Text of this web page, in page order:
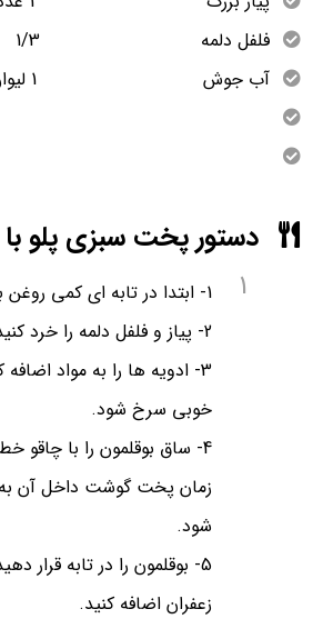
فلفل دلمه 1/3
آب جوش 1 لیوان
دستور پخت سبزی پلو با
1
1- ابتدا در تابه ای کمی روغن بریزید تا داغ شود.
2- پیاز و فلفل دلمه را خرد کنید و داخل تابه بریزید.
3- ادویه ها را به مواد
خوبی سرخ شود.
4- ساق بوقلمون را با چاقو
زمان پخت گوشت داخل آن
شود.
5- بوقلمون را در تابه قرار
زعفران اضافه کنید.